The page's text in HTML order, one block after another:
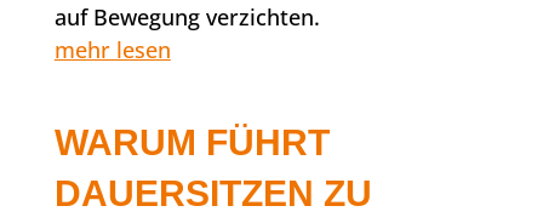
auf Bewegung verzichten.
mehr lesen
WARUM FÜHRT
DAUERSITZEN ZU